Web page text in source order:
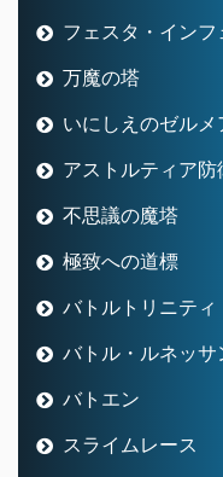
フェスタ・インフ
万魔の塔
いにしえのゼルメ
アストルティア防
不思議の魔塔
極致への道標
バトルトリニティ
バトル・ルネッサ
バトエン
スライムレース